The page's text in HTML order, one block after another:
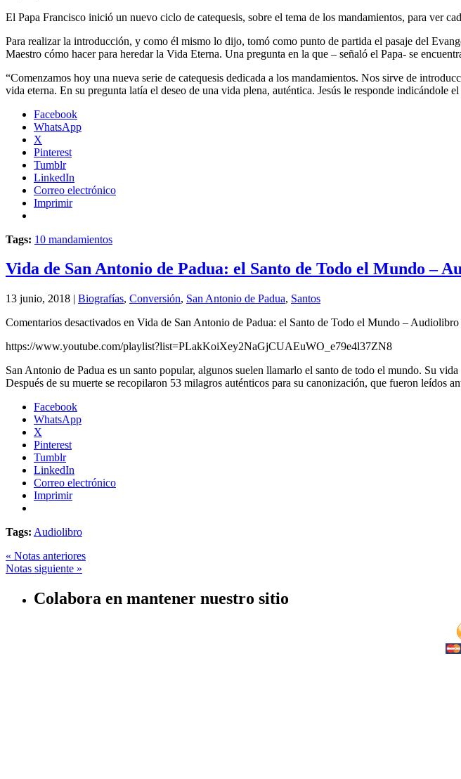
El Papa Francisco inició un nuevo ciclo de catequesis, sobre el tema de los mandamientos, para ver
Para realizar la introducción, y como él mismo lo dijo, tomó como punto de partida el pasaje del
Maestro cómo hacer para heredar la Vida Eterna. Una pregunta en la que – señaló el Papa- se
“Comenzamos hoy una nueva serie de catequesis dedicada a los mandamientos. Nos sirve de
vida eterna. En su pregunta latía el deseo de una vida plena, auténtica. Jesús le responde indicándole
Facebook
WhatsApp
X
Pinterest
Tumblr
LinkedIn
Correo electrónico
Imprimir
Tags: 10 mandamientos
Vida de San Antonio de Padua: el Santo de Todo el Mundo –
13 junio, 2018 | Biografías, Conversión, San Antonio de Padua, Santos
Comentarios desactivados en Vida de San Antonio de Padua: el Santo de Todo el Mundo – Audiolibro
https://www.youtube.com/playlist?list=PLakKoiXey2NaGjCUAEuWO_e79e4l37ZN8
San Antonio de Padua es un santo popular, algunos suelen llamarlo el santo de todo el mundo. Su
Después de su muerte se recopilaron 53 milagros auténticos para su canonización, que fueron leídos
Facebook
WhatsApp
X
Pinterest
Tumblr
LinkedIn
Correo electrónico
Imprimir
Tags: Audiolibro
« Notas anteriores
Notas siguiente »
Colabora en mantener nuestro sitio